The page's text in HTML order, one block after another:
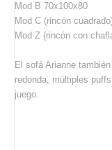
Mod B 70x100x80
Mod C (rincón
Mod Z (rincón con
El sofá Arianne
redonda, múltiples
juego.